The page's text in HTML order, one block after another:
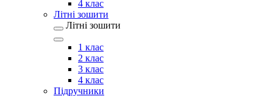
4 клас
Літні зошити
Літні зошити
1 клас
2 клас
3 клас
4 клас
Підручники